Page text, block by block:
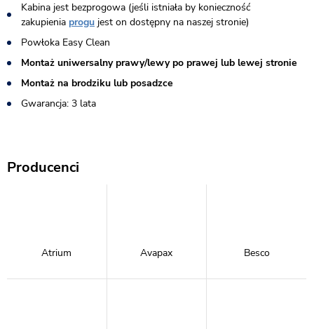
Kabina jest bezprogowa (jeśli istniała by konieczność
zakupienia progu jest on dostępny na naszej stronie)​
Powłoka Easy Clean
Montaż uniwersalny prawy/lewy po prawej lub lewej stronie
Montaż na brodziku lub posadzce
Gwarancja: 3 lata
Producenci
Atrium Avapax Besco